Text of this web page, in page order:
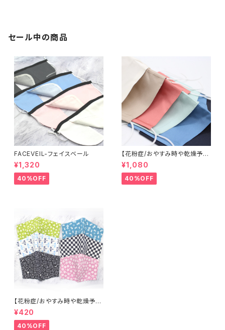
セール中の商品
FACEVEIL-フェイスベール
¥1,320
40%OFF
【花粉症/おやすみ時や乾燥予防
に】米沢織シルクマスク
¥1,080
40%OFF
【花粉症/おやすみ時や乾燥予防
に】まめてぬぐいマスク
¥420
40%OFF